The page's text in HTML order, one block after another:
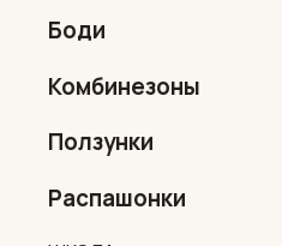
Боди
Комбинезоны
Ползунки
Распашонки